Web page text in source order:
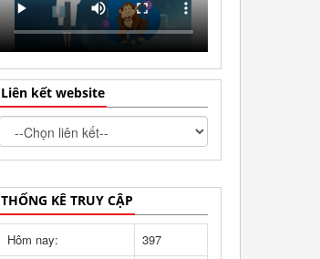
Liên kết website
THỐNG KÊ TRUY CẬP
Hôm nay:
397